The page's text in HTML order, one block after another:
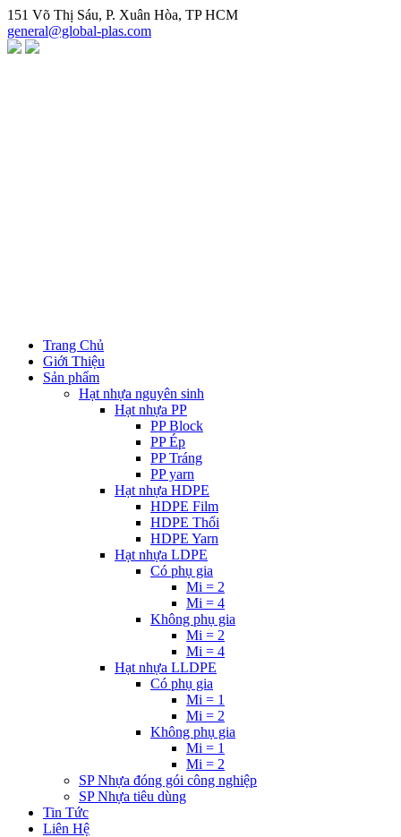
Chuyển
đến
nội
151 Võ Thị Sáu, P. Xuân Hòa, TP HCM
general@global-plas.com
Trang Chủ
Giới Thiệu
Sản phẩm
Hạt nhựa nguyên sinh
Hạt nhựa PP
PP Block
PP Ép
PP Tráng
PP yarn
Hạt nhựa HDPE
HDPE Film
HDPE Thổi
HDPE Yarn
Hạt nhựa LDPE
Có phụ gia
Mi = 2
Mi = 4
Không phụ gia
Mi = 2
Mi = 4
Hạt nhựa LLDPE
Có phụ gia
Mi = 1
Mi = 2
Không phụ gia
Mi = 1
Mi = 2
SP Nhựa đóng gói công nghiệp
SP Nhựa tiêu dùng
Tin Tức
Liên Hệ